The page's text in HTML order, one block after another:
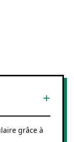
grâce à